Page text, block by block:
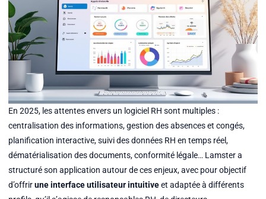
En 2025, les attentes envers un logiciel RH sont multiples :
centralisation des informations, gestion des absences et congés,
planification interactive, suivi des données RH en temps réel,
dématérialisation des documents, conformité légale… Lamster a
structuré son application autour de ces enjeux, avec pour objectif
d’offrirune interface utilisateur intuitiveet adaptée à différents